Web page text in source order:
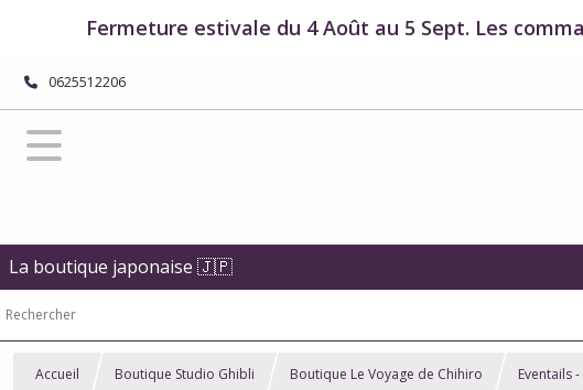
Fermeture estivale du 4 Août au 5 Sept. Les
0625512206
La boutique japonaise 🇯🇵
Accueil Boutique Studio Ghibli Boutique Le Voyage de Chihiro Eventails